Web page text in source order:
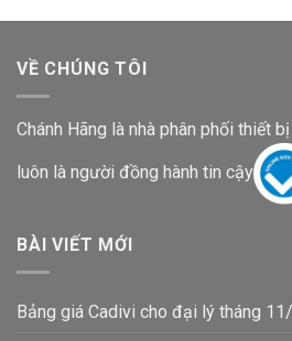
VỀ CHÚNG TÔI
Chánh Hãng là nhà phân phối thiết
luôn là người đồng hành tin cậy
BÀI VIẾT MỚI
Bảng giá Cadivi cho đại lý tháng